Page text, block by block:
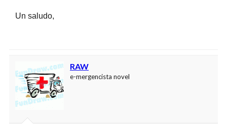
Un saludo,
RAW
e-mergencista novel